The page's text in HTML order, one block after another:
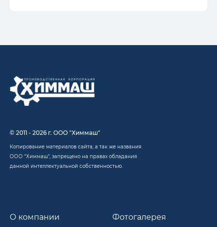
© 2011 - 2026 г. ООО "Химмаш"
Копирование материалов сайта, а так же названия
ООО "Химмаш", запрещено на правах обладания
данной интеллектуальной собственностью.
О компании Фотогалерея